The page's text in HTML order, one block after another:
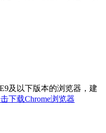
及以下版本的浏览器，建
下载Chrome浏览器